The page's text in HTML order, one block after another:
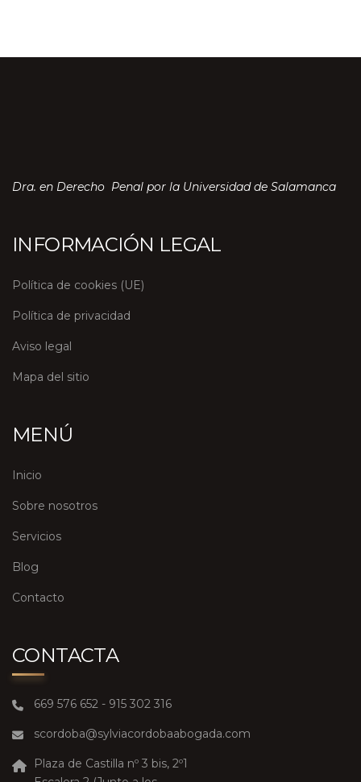
Dra. en Derecho Penal por la Universidad de Salamanca
INFORMACIÓN LEGAL
Política de cookies (UE)
Política de privacidad
Aviso legal
Mapa del sitio
MENÚ
Inicio
Sobre nosotros
Servicios
Blog
Contacto
CONTACTA
669 576 652 - 915 302 316
scordoba@sylviacordobaabogada.com
Plaza de Castilla nº 3 bis, 2º1